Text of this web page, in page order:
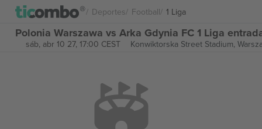
Deportes Football 1 Liga
Polonia Warszawa vs Arka Gdynia FC 1 Liga
sáb, abr 10 27, 17:00 CEST Konwiktorska Street Stadium,